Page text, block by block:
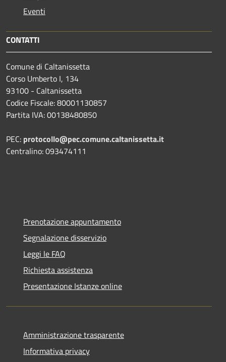
Eventi
CONTATTI
Comune di Caltanissetta
Corso Umberto I, 134
93100 - Caltanissetta
Codice Fiscale: 80001130857
Partita IVA: 00138480850
PEC: protocollo@pec.comune.caltanissetta.it
Centralino: 093474111
Prenotazione appuntamento
Segnalazione disservizio
Leggi le FAQ
Richiesta assistenza
Presentazione Istanze online
Amministrazione trasparente
Informativa privacy